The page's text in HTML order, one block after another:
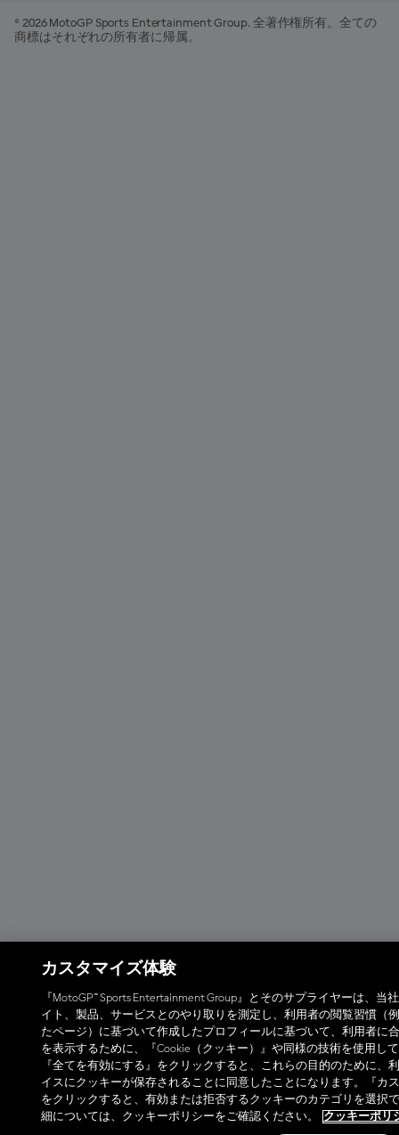
© 2026 MotoGP Sports Entertainment Group. 全著作権所有。全ての
商標はそれぞれの所有者に帰属。
カスタマイズ体験
『MotoGP™ Sports Entertainment Group』とそのサプライヤーは、当
イト、製品、サービスとのやり取りを測定し、利用者の閲覧習慣（
たページ）に基づいて作成したプロフィールに基づいて、利用者に
を表示するために、『Cookie（クッキー）』や同様の技術を使用し
『全てを有効にする』をクリックすると、これらの目的のために、
イスにクッキーが保存されることに同意したことになります。『カ
をクリックすると、有効または拒否するクッキーのカテゴリを選択
細については、クッキーポリシーをご確認ください。
クッキーポリ